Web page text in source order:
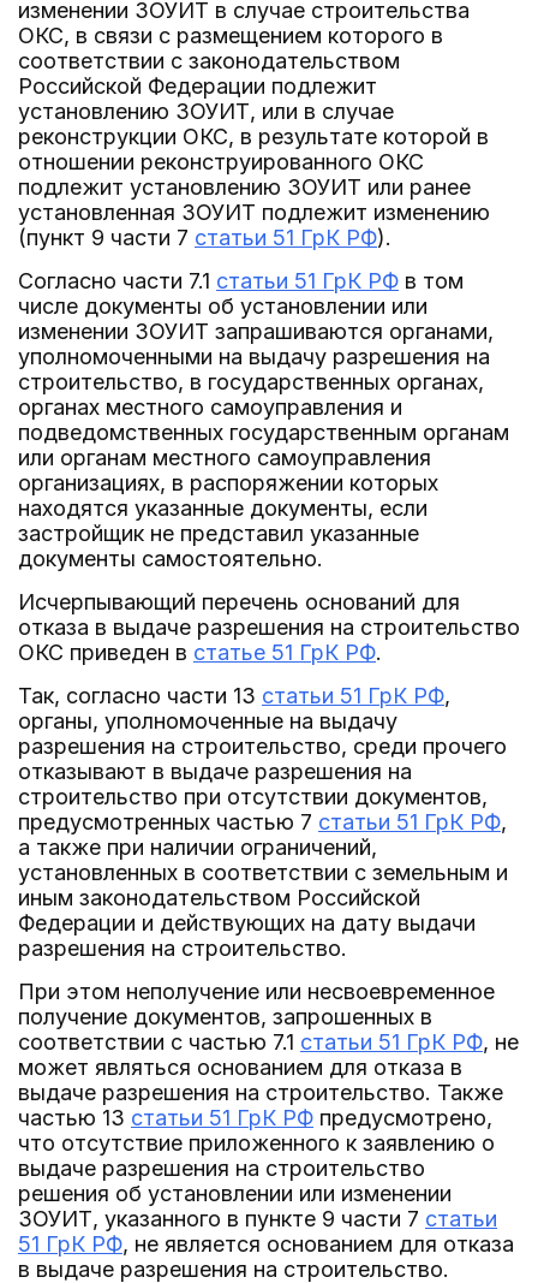
изменении ЗОУИТ в случае строительства
ОКС, в связи с размещением которого в
соответствии с законодательством
Российской Федерации подлежит
установлению ЗОУИТ, или в случае
реконструкции ОКС, в результате которой в
отношении реконструированного ОКС
подлежит установлению ЗОУИТ или ранее
установленная ЗОУИТ подлежит изменению
(пункт 9 части 7 статьи 51 ГрК РФ).
Согласно части 7.1 статьи 51 ГрК РФ в том
числе документы об установлении или
изменении ЗОУИТ запрашиваются органами,
уполномоченными на выдачу разрешения на
строительство, в государственных органах,
органах местного самоуправления и
подведомственных государственным органам
или органам местного самоуправления
организациях, в распоряжении которых
находятся указанные документы, если
застройщик не представил указанные
документы самостоятельно.
Исчерпывающий перечень оснований для
отказа в выдаче разрешения на строительство
ОКС приведен в статье 51 ГрК РФ.
Так, согласно части 13 статьи 51 ГрК РФ,
органы, уполномоченные на выдачу
разрешения на строительство, среди прочего
отказывают в выдаче разрешения на
строительство при отсутствии документов,
предусмотренных частью 7 статьи 51 ГрК РФ,
а также при наличии ограничений,
установленных в соответствии с земельным и
иным законодательством Российской
Федерации и действующих на дату выдачи
разрешения на строительство.
При этом неполучение или несвоевременное
получение документов, запрошенных в
соответствии с частью 7.1 статьи 51 ГрК РФ, не
может являться основанием для отказа в
выдаче разрешения на строительство. Также
частью 13 статьи 51 ГрК РФ предусмотрено,
что отсутствие приложенного к заявлению о
выдаче разрешения на строительство
решения об установлении или изменении
ЗОУИТ, указанного в пункте 9 части 7 статьи
51 ГрК РФ, не является основанием для отказа
в выдаче разрешения на строительство.